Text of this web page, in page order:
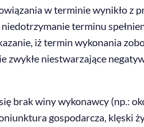
w terminie wynikło z
terminu
iż termin wykonania
zwykłe niestwarzające
brak winy wykonawcy (np.:
gospodarcza, klęski